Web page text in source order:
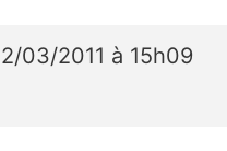
03/2011 à 15h09